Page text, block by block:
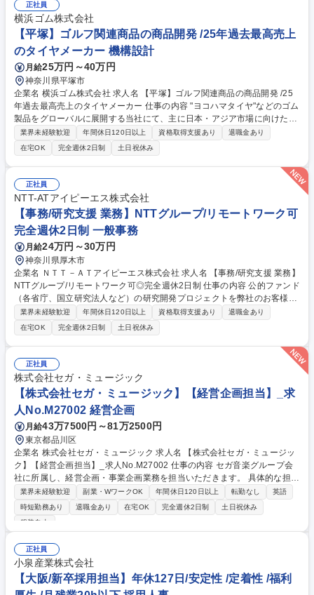
正社員
横浜ゴム株式会社
【平塚】ゴルフ関連商品の商品開発 /25年過去最高売上
のタイヤメーカー 機構設計
月給25万円～40万円
神奈川県平塚市
企業名 横浜ゴム株式会社 求人名 【平塚】ゴルフ関連商品の商品開発 /25
年過去最高売上のタイヤメーカー 仕事の内容 "ヨコハマタイヤ"などのゴム
製品をグローバルに展開する当社にて、主に日本・アジア市場に向けた高
機能ゴルフクラブ「PRGR（プロギア）」 の商品開発・商品性能向上・品
質改善を担って頂きます。 ■新商品の開発、ならびにそれにともなう試
作・試験・評価 ■ゴルフクラブにおける基本性能向上のための商品開発 ■
商品の品質改善およびコストダウンの実施および支援 ■国内外協力会社お
よび生産委託先への指導・管理 ■諸規格、要領、仕様書、技術標準の発
行・改廃・管理 ■知的所有権（特許・意匠・実用新案）の調査・出願 募集
職種 【平塚】ゴルフ関連商品の商品開発 /25年過去最高売上のタイヤメー
カー
業界未経験歓迎 年間休日120日以上 資格取得支援あり
退職金あり
在宅OK
完全週休2日制 土日祝休み
正社員
NTT-ATアイピーエス株式会社
【事務/研究支援 業務】NTTグループ/リモートワーク可
完全週休2日制 一般事務
月給24万円～30万円
神奈川県厚木市
企業名 ＮＴＴ－ＡＴアイピーエス株式会社 求人名 【事務/研究支援 業務】
NTTグループ/リモートワーク可◎完全週休2日制 仕事の内容 公的ファンド
（各省庁、国立研究法人など）の研究開発プロジェクトを弊社のお客様が
実施する際に、経理事務などに関わる作業の実務、内容確認および制度説
明・教育などをご担当いただきます。 ・計画～発注～納品に至る経理処理
に必要な書類作成および支援等を実施 ・経理検査に向けたモニタリングと
対応業務等を実施 ・適正な経理処理に向けたお客様への啓発業務（説明
会/研修）等を実施 ・業務拡大に向けたお客様改善提案の検討等を実施 お
客様の経理処理のルールに加えて、公的ファンドの利用ルールを理解して
進めて頂く必要がございます。 募集職種 【事務/研究支援 業務】NTTグル
ープ/リモートワーク可◎完全週休2日制
業界未経験歓迎 年間休日120日以上 資格取得支援あり
退職金あり
在宅OK
完全週休2日制 土日祝休み
正社員
株式会社セガ・ミュージック
【株式会社セガ・ミュージック】【経営企画担当】_求
人No.M27002 経営企画
月給43万7500円～81万2500円
東京都品川区
企業名 株式会社セガ・ミュージック 求人名 【株式会社セガ・ミュージッ
ク】【経営企画担当】_求人No.M27002 仕事の内容 セガ音楽グループ会
社に所属し、経営企画・事業企画業務を担当いただきます。 具体的な担当
業務は下記となります。 ■中期経営計画の策定、経営指標の設計とモニタ
リング ■新規事業の企画立案、競合分析、市場調査 ■主要会議体（取締役
会・経営会議など）の運営および提言 ■各音楽関係部門との連携、グルー
析、市場調査 ■必要に応じてM&A、業務提携、資本政策の立案補佐 募集職
種 【株式会社セガ・ミュージック】【経営企画担当】_求人No.M27002
業界未経験歓迎 副業・WワークOK 年間休日120日以上 転勤なし
英語
時短勤務あり
退職金あり 在宅OK 完全週休2日制
土日祝休み
服装自由
正社員
小泉産業株式会社
【大阪/新卒採用担当】年休127日/安定性 /定着性 /福利